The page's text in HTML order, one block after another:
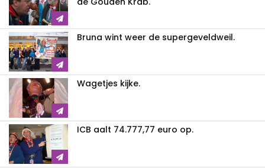
Bruna wint weer de supergeveldweil.
Wagetjes kijke.
ICB aalt 74.777,77 euro op.